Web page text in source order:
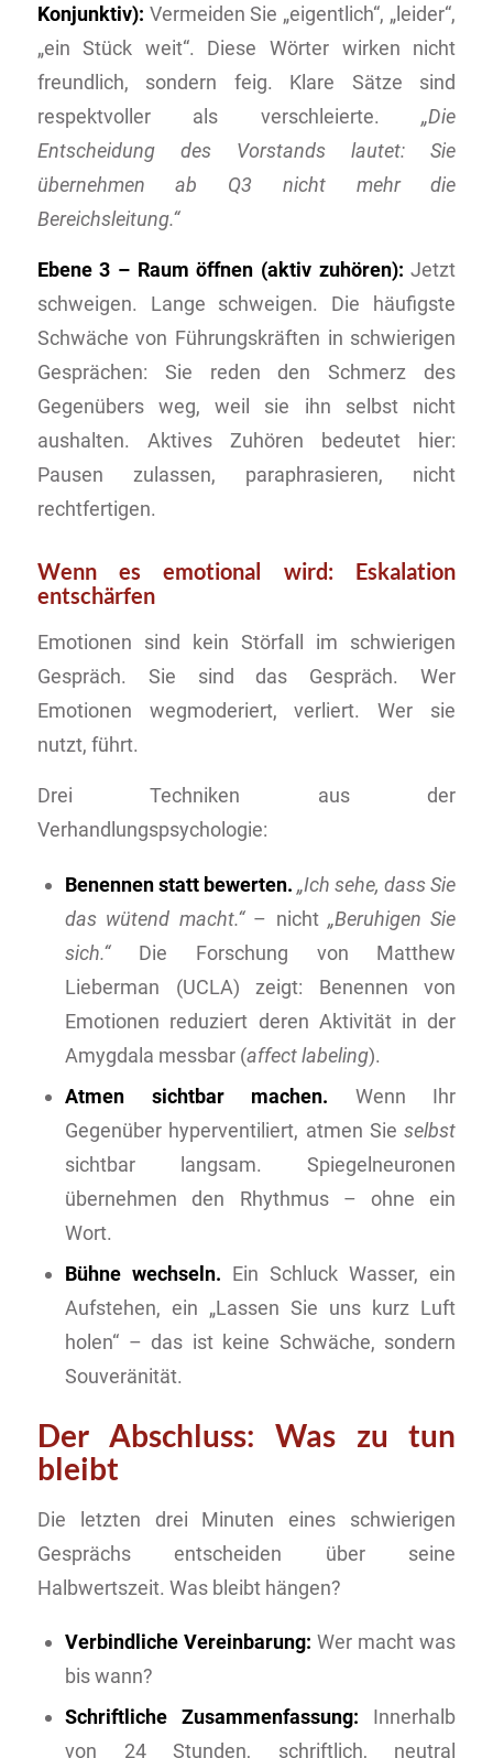
Konjunktiv): Vermeiden Sie „eigentlich“, „leider“,
„ein Stück weit“. Diese Wörter wirken nicht
freundlich, sondern feig. Klare Sätze sind
respektvoller als verschleierte.„Die
Entscheidung des Vorstands lautet: Sie
übernehmen ab Q3 nicht mehr die
Bereichsleitung.“
Ebene 3 – Raum öffnen (aktiv zuhören): Jetzt
schweigen. Lange schweigen. Die häufigste
Schwäche von Führungskräften in schwierigen
Gesprächen: Sie reden den Schmerz des
Gegenübers weg, weil sie ihn selbst nicht
aushalten. Aktives Zuhören bedeutet hier:
Pausen zulassen, paraphrasieren, nicht
rechtfertigen.
Wenn es emotional wird: Eskalation
entschärfen
Emotionen sind kein Störfall im schwierigen
Gespräch. Sie sind das Gespräch. Wer
Emotionen wegmoderiert, verliert. Wer sie
nutzt, führt.
Drei Techniken aus der
Verhandlungspsychologie:
Benennen statt bewerten. „Ich sehe, dass Sie
das wütend macht.“– nicht „Beruhigen Sie
sich.“Die Forschung von Matthew
Lieberman (UCLA) zeigt: Benennen von
Emotionen reduziert deren Aktivität in der
Amygdala messbar (affect labeling).
Atmen sichtbar machen. Wenn Ihr
Gegenüber hyperventiliert, atmen Sieselbst
sichtbar langsam. Spiegelneuronen
übernehmen den Rhythmus – ohne ein
Wort.
Bühne wechseln. Ein Schluck Wasser, ein
Aufstehen, ein „Lassen Sie uns kurz Luft
holen“ – das ist keine Schwäche, sondern
Souveränität.
Der Abschluss: Was zu tun
bleibt
Die letzten drei Minuten eines schwierigen
Gesprächs entscheiden über seine
Halbwertszeit. Was bleibt hängen?
Verbindliche Vereinbarung: Wer macht was
bis wann?
Schriftliche Zusammenfassung: Innerhalb
von 24 Stunden, schriftlich, neutral